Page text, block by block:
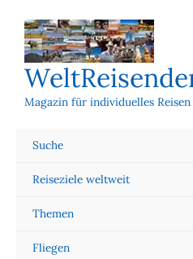
Inhalt
springen
Magazin für individuelles Reisen
Suche
Reiseziele weltweit
Themen
Fliegen